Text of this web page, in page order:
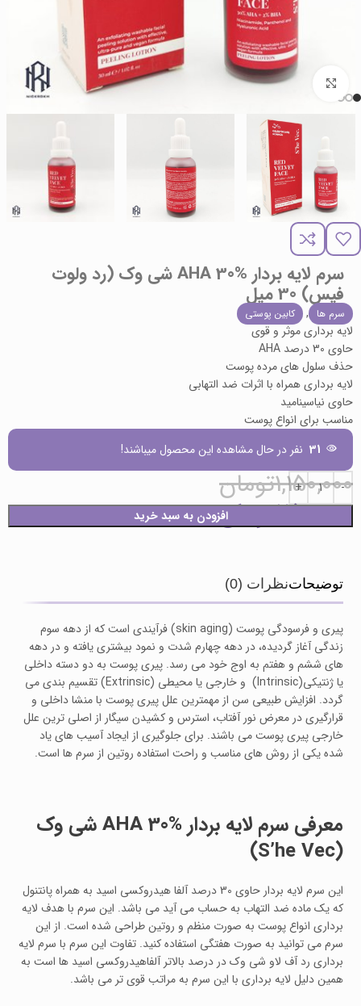
برای بزرگنمایی کلیک کنید
سرم لایه بردار AHA 30% شی وک (رد ولوت
فیس) 30 میل
سرم ها , کابین پوستی
لایه برداری موثر و قوی
حاوی 30 درصد AHA
حذف سلول های مرده پوست
لایه برداری همراه با اثرات ضد التهابی
حاوی نیاسینامید
مناسب برای انواع پوست
31 نفر در حال مشاهده این محصول میباشند!
1,150,000تومان
750,000تومانافزودن به سبد خرید
توضیحاتنظرات (0)
پیری و فرسودگی پوست (skin aging) فرآیندی است که از دهه سوم
زندگی آغاز گردیده، در دهه چهارم شدت و نمود بیشتری یافته و در دهه
های ششم و هفتم به اوج خود می رسد. پیری پوست به دو دسته داخلی
یا ژنتیکی(Intrinsic) و خارجی یا محیطی (Extrinsic) تقسیم بندی می
گردد. افزایش طبیعی سن از مهمترین علل پیری پوست با منشا داخلی و
قرارگیری در معرض نور آفتاب، استرس و کشیدن سیگار از اصلی ترین علل
خارجی پیری پوست می باشند. برای جلوگیری از ایجاد آسیب های یاد
شده یکی از روش های مناسب و راحت استفاده روتین از سرم ها است.
معرفی سرم لایه بردارAHA 30%شی وک
(S’he Vec)
این سرم لایه بردار حاوی 30 درصد آلفا هیدروکسی اسید به همراه پانتنول
که یک ماده ضد التهاب به حساب می آید می باشد. این سرم با هدف لایه
برداری انواع پوست به صورت منظم و روتین طراحی شده است. از این
سرم می توانید به صورت هفتگی استفاده کنید. تفاوت این سرم با سرم لایه
برداری رد آف لاو شی وک در درصد بالاتر آلفاهیدروکسی اسید ها است به
همین دلیل لایه برداری با این سرم به مراتب قوی تر می باشد.